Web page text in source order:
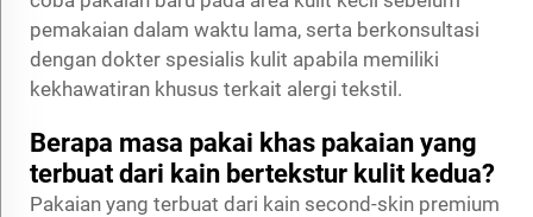
pemakaian dalam waktu lama, serta berkonsultasi
dengan dokter spesialis kulit apabila memiliki
kekhawatiran khusus terkait alergi tekstil.
Berapa masa pakai khas pakaian yang
terbuat dari kain bertekstur kulit kedua?
Pakaian yang terbuat dari kain second-skin premium